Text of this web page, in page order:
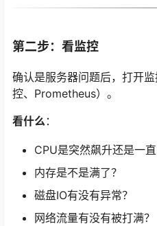
第二步：看监控
确认是服务器问题后，打开
控、Prometheus）。
看什么：
CPU是突然飙升还是一直
内存是不是满了？
磁盘IO有没有异常？
网络流量有没有被打满？